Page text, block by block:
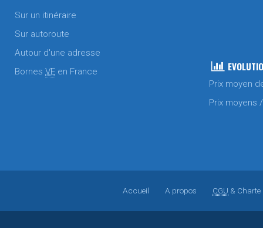
Sur un itinéraire
Sur autoroute
Autour d'une adresse
Bornes VE en France
Prix moyen
Prix moyens
Accueil A propos CGU & Charte